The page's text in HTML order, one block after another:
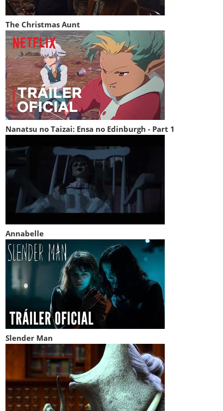
The Christmas Aunt
Nanatsu no Taizai: Ensa no Edinburgh - Part 1
Annabelle
Slender Man